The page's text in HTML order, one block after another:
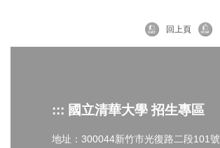
回上頁
::: 國立清華大學 招生專區
地址：300044新竹市光復路二段101號